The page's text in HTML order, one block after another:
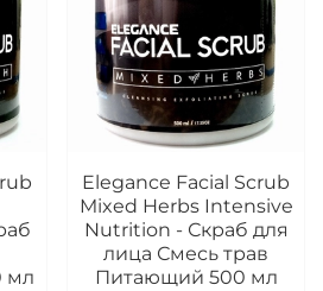
мл
Elegance Facial Scrub
Mixed Herbs Intensive
Nutrition - Скраб для
лица Смесь трав
Питающий 500 мл